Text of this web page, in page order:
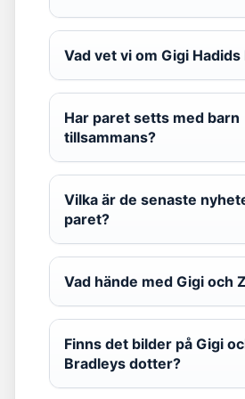
Vad vet vi om Gigi Hadids
Har paret setts med barn
tillsammans?
Vilka är de senaste
paret?
Vad hände med Gigi och
Finns det bilder på Gigi
Bradleys dotter?